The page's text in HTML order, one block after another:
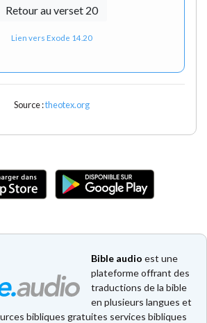
Retour au verset 20
Lien vers Exode 14.20
Source :theotex.org
Bible audio est une
plateforme offrant des
traductions de la bible
en plusieurs langues et
bibliques gratuites services bibliques